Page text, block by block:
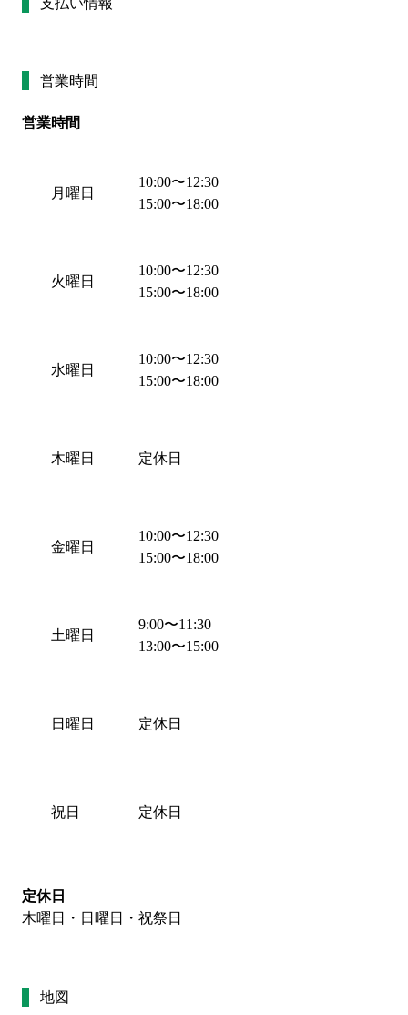
支払い情報
営業時間
営業時間
月曜日
火曜日
水曜日
木曜日
金曜日
土曜日
日曜日
祝日
10:00〜12:30
15:00〜18:00
10:00〜12:30
15:00〜18:00
10:00〜12:30
15:00〜18:00
定休日
10:00〜12:30
15:00〜18:00
9:00〜11:30
13:00〜15:00
定休日
定休日
定休日
木曜日・日曜日・祝祭日
地図